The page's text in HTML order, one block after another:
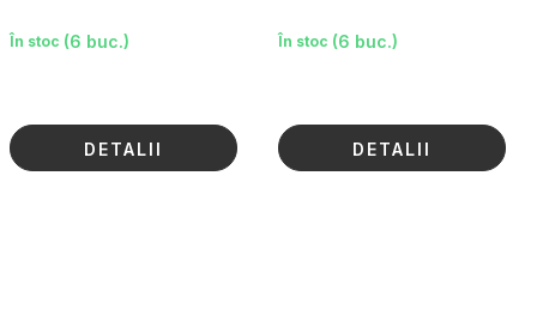
În stoc (6 buc.)
DETALII
În stoc (6 buc.)
DETALII